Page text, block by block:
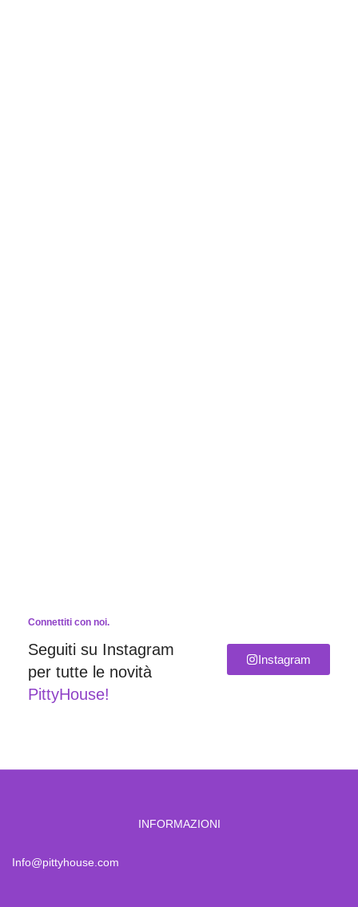
Connettiti con noi.
Seguiti su Instagram
per tutte le novità
PittyHouse!
Instagram
INFORMAZIONI
Info@pittyhouse.com